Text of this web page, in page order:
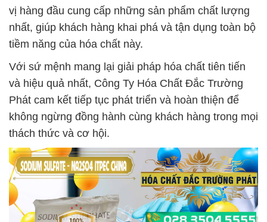
vị hàng đầu cung cấp những sản phẩm chất lượng
nhất, giúp khách hàng khai phá và tận dụng toàn bộ
tiềm năng của hóa chất này.
Với sứ mệnh mang lại giải pháp hóa chất tiên tiến
và hiệu quả nhất, Công Ty Hóa Chất Đắc Trường
Phát cam kết tiếp tục phát triển và hoàn thiện để
không ngừng đồng hành cùng khách hàng trong mọi
thách thức và cơ hội.